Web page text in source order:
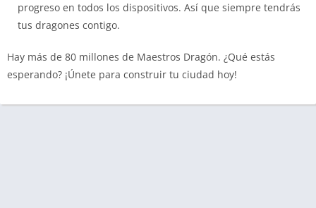
progreso en todos los dispositivos. Así que siempre tendrás
tus dragones contigo.
Hay más de 80 millones de Maestros Dragón. ¿Qué estás
esperando? ¡Únete para construir tu ciudad hoy!